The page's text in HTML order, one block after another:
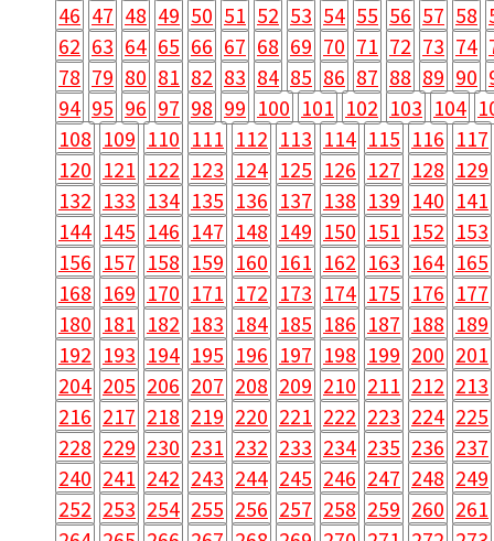
46 47 48 49 50 51 52 53 54 55 56 57 58
62 63 64 65 66 67 68 69 70 71 72 73 74
78 79 80 81 82 83 84 85 86 87 88 89 90
94 95 96 97 98 99 100 101 102 103 104
108 109 110 111 112 113 114 115 116 117
120 121 122 123 124 125 126 127 128 129
132 133 134 135 136 137 138 139 140 141
144 145 146 147 148 149 150 151 152 153
156 157 158 159 160 161 162 163 164 165
168 169 170 171 172 173 174 175 176 177
180 181 182 183 184 185 186 187 188 189
192 193 194 195 196 197 198 199 200 201
204 205 206 207 208 209 210 211 212 213
216 217 218 219 220 221 222 223 224 225
228 229 230 231 232 233 234 235 236 237
240 241 242 243 244 245 246 247 248 249
252 253 254 255 256 257 258 259 260 261